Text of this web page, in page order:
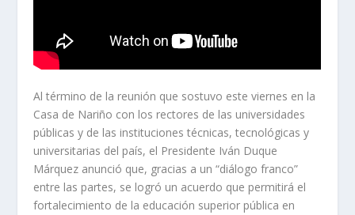
Al término de la reunión que sostuvo este viernes en la
Casa de Nariño con los rectores de las universidades
públicas y de las instituciones técnicas, tecnológicas y
universitarias del país, el Presidente Iván Duque
Márquez anunció que, gracias a un “diálogo franco”
entre las partes, se logró un acuerdo que permitirá el
fortalecimiento de la educación superior pública en